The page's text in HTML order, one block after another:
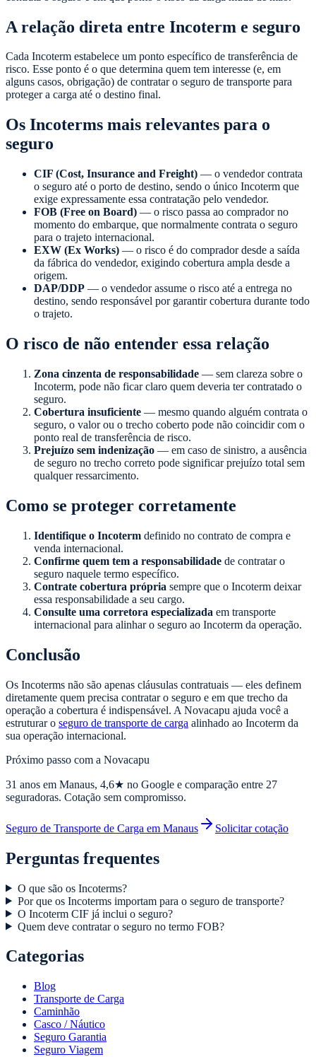
A relação direta entre Incoterm e seguro
Cada Incoterm estabelece um ponto específico de transferência de
risco. Esse ponto é o que determina quem tem interesse (e, em
alguns casos, obrigação) de contratar o seguro de transporte para
proteger a carga até o destino final.
Os Incoterms mais relevantes para o
seguro
CIF (Cost, Insurance and Freight) — o vendedor contrata
o seguro até o porto de destino, sendo o único Incoterm que
exige expressamente essa contratação pelo vendedor.
FOB (Free on Board) — o risco passa ao comprador no
momento do embarque, que normalmente contrata o seguro
para o trajeto internacional.
EXW (Ex Works) — o risco é do comprador desde a saída
da fábrica do vendedor, exigindo cobertura ampla desde a
origem.
DAP/DDP — o vendedor assume o risco até a entrega no
destino, sendo responsável por garantir cobertura durante todo
o trajeto.
O risco de não entender essa relação
Zona cinzenta de responsabilidade — sem clareza sobre o
Incoterm, pode não ficar claro quem deveria ter contratado o
seguro.
Cobertura insuficiente — mesmo quando alguém contrata o
seguro, o valor ou o trecho coberto pode não coincidir com o
ponto real de transferência de risco.
Prejuízo sem indenização — em caso de sinistro, a ausência
de seguro no trecho correto pode significar prejuízo total sem
qualquer ressarcimento.
Como se proteger corretamente
Identifique o Incoterm definido no contrato de compra e
venda internacional.
Confirme quem tem a responsabilidade de contratar o
seguro naquele termo específico.
Contrate cobertura própria sempre que o Incoterm deixar
essa responsabilidade a seu cargo.
Consulte uma corretora especializada em transporte
internacional para alinhar o seguro ao Incoterm da operação.
Conclusão
Os Incoterms não são apenas cláusulas contratuais — eles definem
diretamente quem precisa contratar o seguro e em que trecho da
operação a cobertura é indispensável. A Novacapu ajuda você a
estruturar o seguro de transporte de carga alinhado ao Incoterm da
sua operação internacional.
Próximo passo com a Novacapu
31 anos em Manaus, 4,6★ no Google e comparação entre 27
seguradoras. Cotação sem compromisso.
Seguro de Transporte de Carga em Manaus Solicitar cotação
Perguntas frequentes
O que são os Incoterms?
Por que os Incoterms importam para o seguro de transporte?
O Incoterm CIF já inclui o seguro?
Quem deve contratar o seguro no termo FOB?
Categorias
Blog
Transporte de Carga
Caminhão
Casco / Náutico
Seguro Garantia
Seguro Viagem